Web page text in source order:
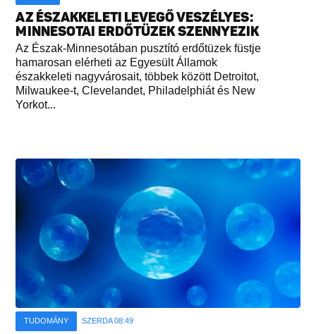
AZ ÉSZAKKELETI LEVEGŐ VESZÉLYES:
MINNESOTAI ERDŐTÜZEK SZENNYEZIK
Az Észak-Minnesotában pusztító erdőtüzek füstje
hamarosan elérheti az Egyesült Államok
északkeleti nagyvárosait, többek között Detroitot,
Milwaukee-t, Clevelandet, Philadelphiát és New
Yorkot...
TUDOMÁNY SZERDA 08:49